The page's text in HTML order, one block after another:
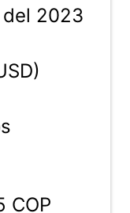
2023
COP